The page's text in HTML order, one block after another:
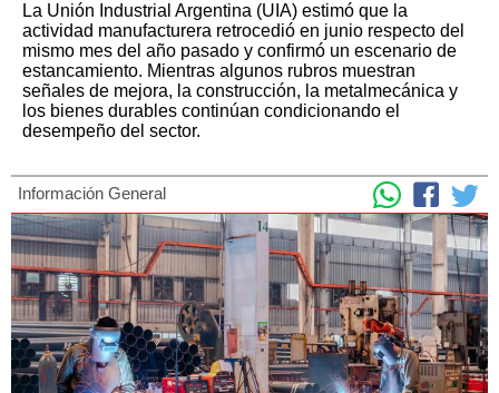
La Unión Industrial Argentina (UIA) estimó que la
actividad manufacturera retrocedió en junio respecto del
mismo mes del año pasado y confirmó un escenario de
estancamiento. Mientras algunos rubros muestran
señales de mejora, la construcción, la metalmecánica y
los bienes durables continúan condicionando el
desempeño del sector.
Información General